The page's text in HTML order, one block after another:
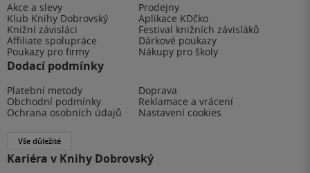
Akce a slevy
Prodejny
Klub Knihy Dobrovský
Aplikace KDčko
Knižní závisláci
Festival knižních závisláků
Affiliate spolupráce
Dárkové poukazy
Poukazy pro firmy
Nákupy pro školy
Dodací podmínky
Platební metody
Doprava
Obchodní podmínky
Reklamace a vrácení
Ochrana osobních údajů
Nastavení cookies
Vše důležité
Kariéra v Knihy Dobrovský